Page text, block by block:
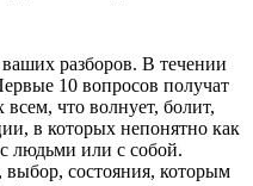
разборов. В течении
10 вопросов получат
что волнует, болит,
в которых непонятно как
людьми или с собой.
состояния, которым